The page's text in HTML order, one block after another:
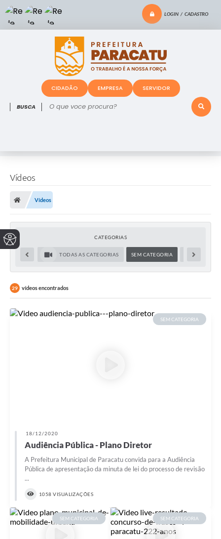
LOGIN / CADASTRO
O que voce procura?
CIDADÃO EMPRESA SERVIDOR
Vídeos
Vídeos
CATEGORIAS
TODAS AS CATEGORIAS SEM CATEGORIA CULTURA
29 vídeos encontrados
SEM CATEGORIA
18/12/2020
Audiência Pública - Plano Diretor
A Prefeitura Municipal de Paracatu convida para a Audiência
Pública de apresentação da minuta de lei do processo de revisão
...
1058 VISUALIZAÇÕES
SEM CATEGORIA SEM CATEGORIA